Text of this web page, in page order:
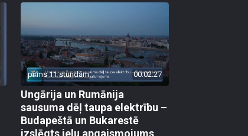
pirms 11 stundām 00:02:27
Ungārija un Rumānija
sausuma dēļ taupa elektrību –
Budapeštā un Bukarestē
izslēgts ielu apgaismojums